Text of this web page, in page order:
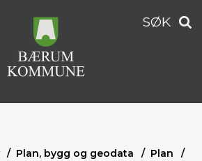
SØK
Plan, bygg og geodata
Plan